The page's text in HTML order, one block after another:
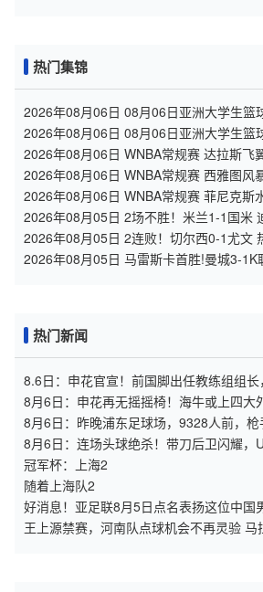
热门集锦
2026年08月06日 08月06日亚洲大学生篮
77 - 79 上海交通大学 集锦
2026年08月06日 08月06日亚洲大学生篮
67 - 72 政治大学 集锦
2026年08月06日 WNBA常规赛 达拉斯飞
人 全场集锦
2026年08月06日 WNBA常规赛 西雅图风
全场集锦
2026年08月06日 WNBA常规赛 菲尼克斯
梦想 全场集锦
2026年08月05日 2场不胜！米兰1-1国米
造点+点射拉莫斯登场
2026年08月05日 2连败！切尔西0-1尤文
德里克时隔614天复出
2026年08月05日 马雷斯卡首胜!曼城3-1K
热门新闻
8.6日：申花官宣！前国脚出任教练组组
出，于汉超救火？
8月6日：申花再无摇摇椅！海牛或上四大
阵容踢中甲都困难
8月6日：昨晚浦东足球场，9328人前，
是他
8月6日：连场头球绝杀！带刀后卫闪耀，
冠军杯：上海2
随着上海队2
好消息！亚足联8月5日点名表扬这位中国
王上源禁赛，河南队点球机会不再灵验